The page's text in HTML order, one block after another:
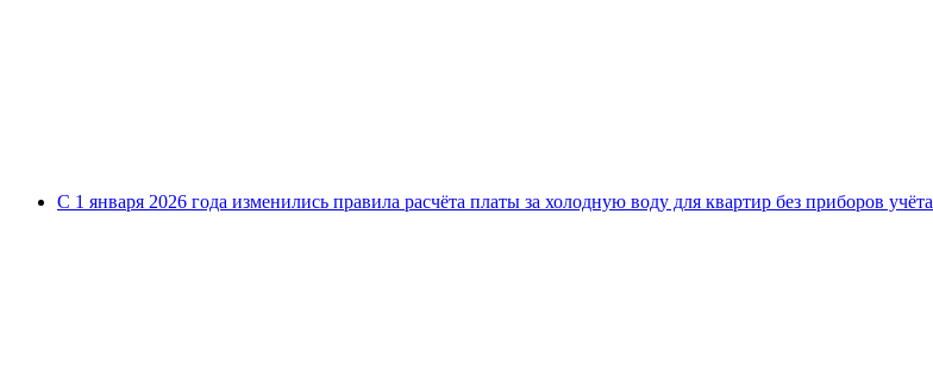
С 1 января 2026 года изменились правила расчёта платы за холодную воду для квартир без приборов учёта